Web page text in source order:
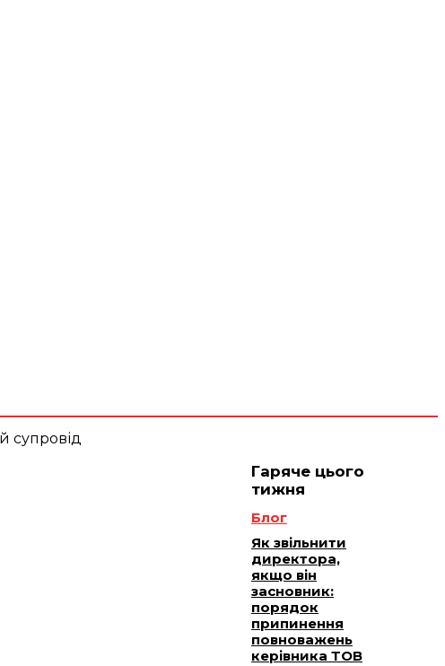
Гаряче цього
тижня
Блог
Як звільнити
директора,
якщо він
засновник:
порядок
припинення
повноважень
керівника ТОВ